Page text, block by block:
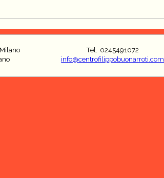
Tel. 0245491072
info@centrofilippobuonarroti.com